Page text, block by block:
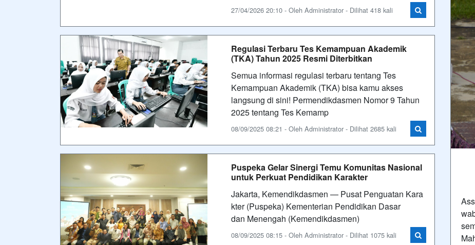
27/04/2026 20:10 - Oleh Administrator - Dilihat 418 kali
Regulasi Terbaru Tes Kemampuan Akademik
(TKA) Tahun 2025 Resmi Diterbitkan
Semua informasi regulasi terbaru tentang Tes
Kemampuan Akademik (TKA) bisa kamu akses
langsung di sini! ⁠Permendikdasmen Nomor 9 Tahun
2025 tentang Tes Kemamp
08/09/2025 08:21 - Oleh Administrator - Dilihat 2685 kali
Puspeka Gelar Sinergi Temu Komunitas Nasional
untuk Perkuat Pendidikan Karakter
Jakarta, Kemendikdasmen — Pusat Penguatan Kara
kter (Puspeka) Kementerian Pendidikan Dasar
dan Menengah (Kemendikdasmen)
08/09/2025 08:15 - Oleh Administrator - Dilihat 1075 kali